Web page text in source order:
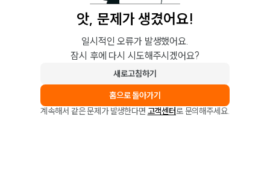
앗, 문제가 생겼어요!
일시적인 오류가 발생했어요.
잠시 후에 다시 시도해주시겠어요?
새로고침하기
홈으로 돌아가기
계속해서 같은 문제가 발생한다면 고객센터로 문의해주세요.